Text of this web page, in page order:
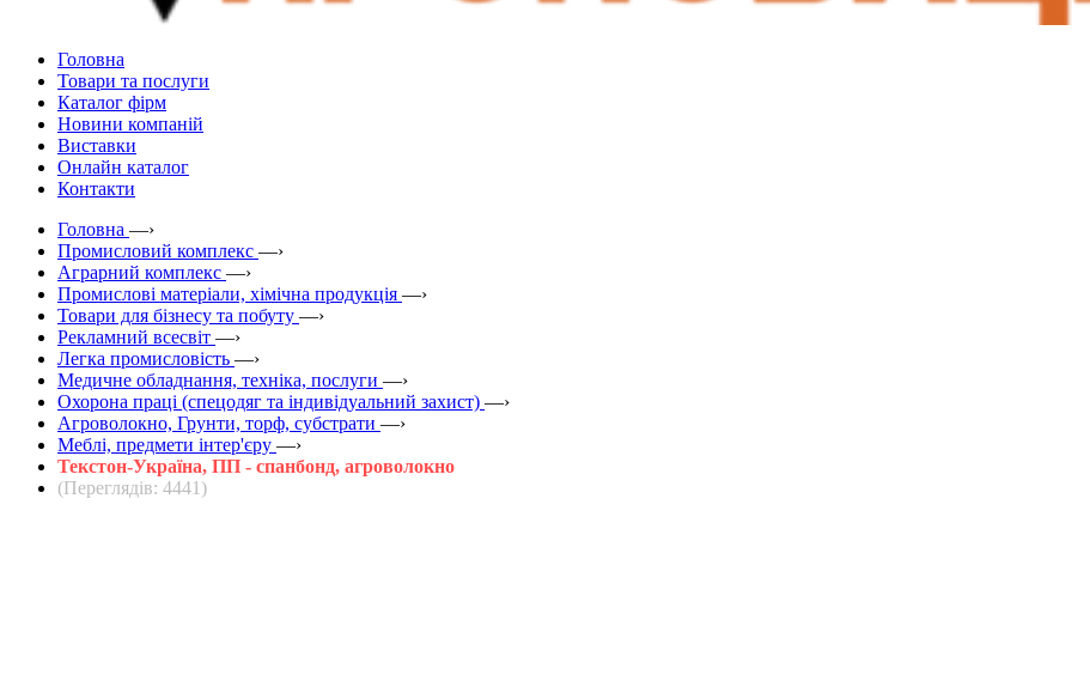
Головна
Товари та послуги
Каталог фірм
Новини компаній
Виставки
Онлайн каталог
Контакти
Головна —›
Промисловий комплекс —›
Аграрний комплекс —›
Промислові матеріали, хімічна продукція —›
Товари для бізнесу та побуту —›
Рекламний всесвіт —›
Легка промисловість —›
Медичне обладнання, техніка, послуги —›
Охорона праці (спецодяг та індивідуальний захист) —›
Агроволокно, Грунти, торф, субстрати —›
Меблі, предмети інтер'єру —›
Текстон-Україна, ПП - спанбонд, агроволокно
(Переглядів: 4441)